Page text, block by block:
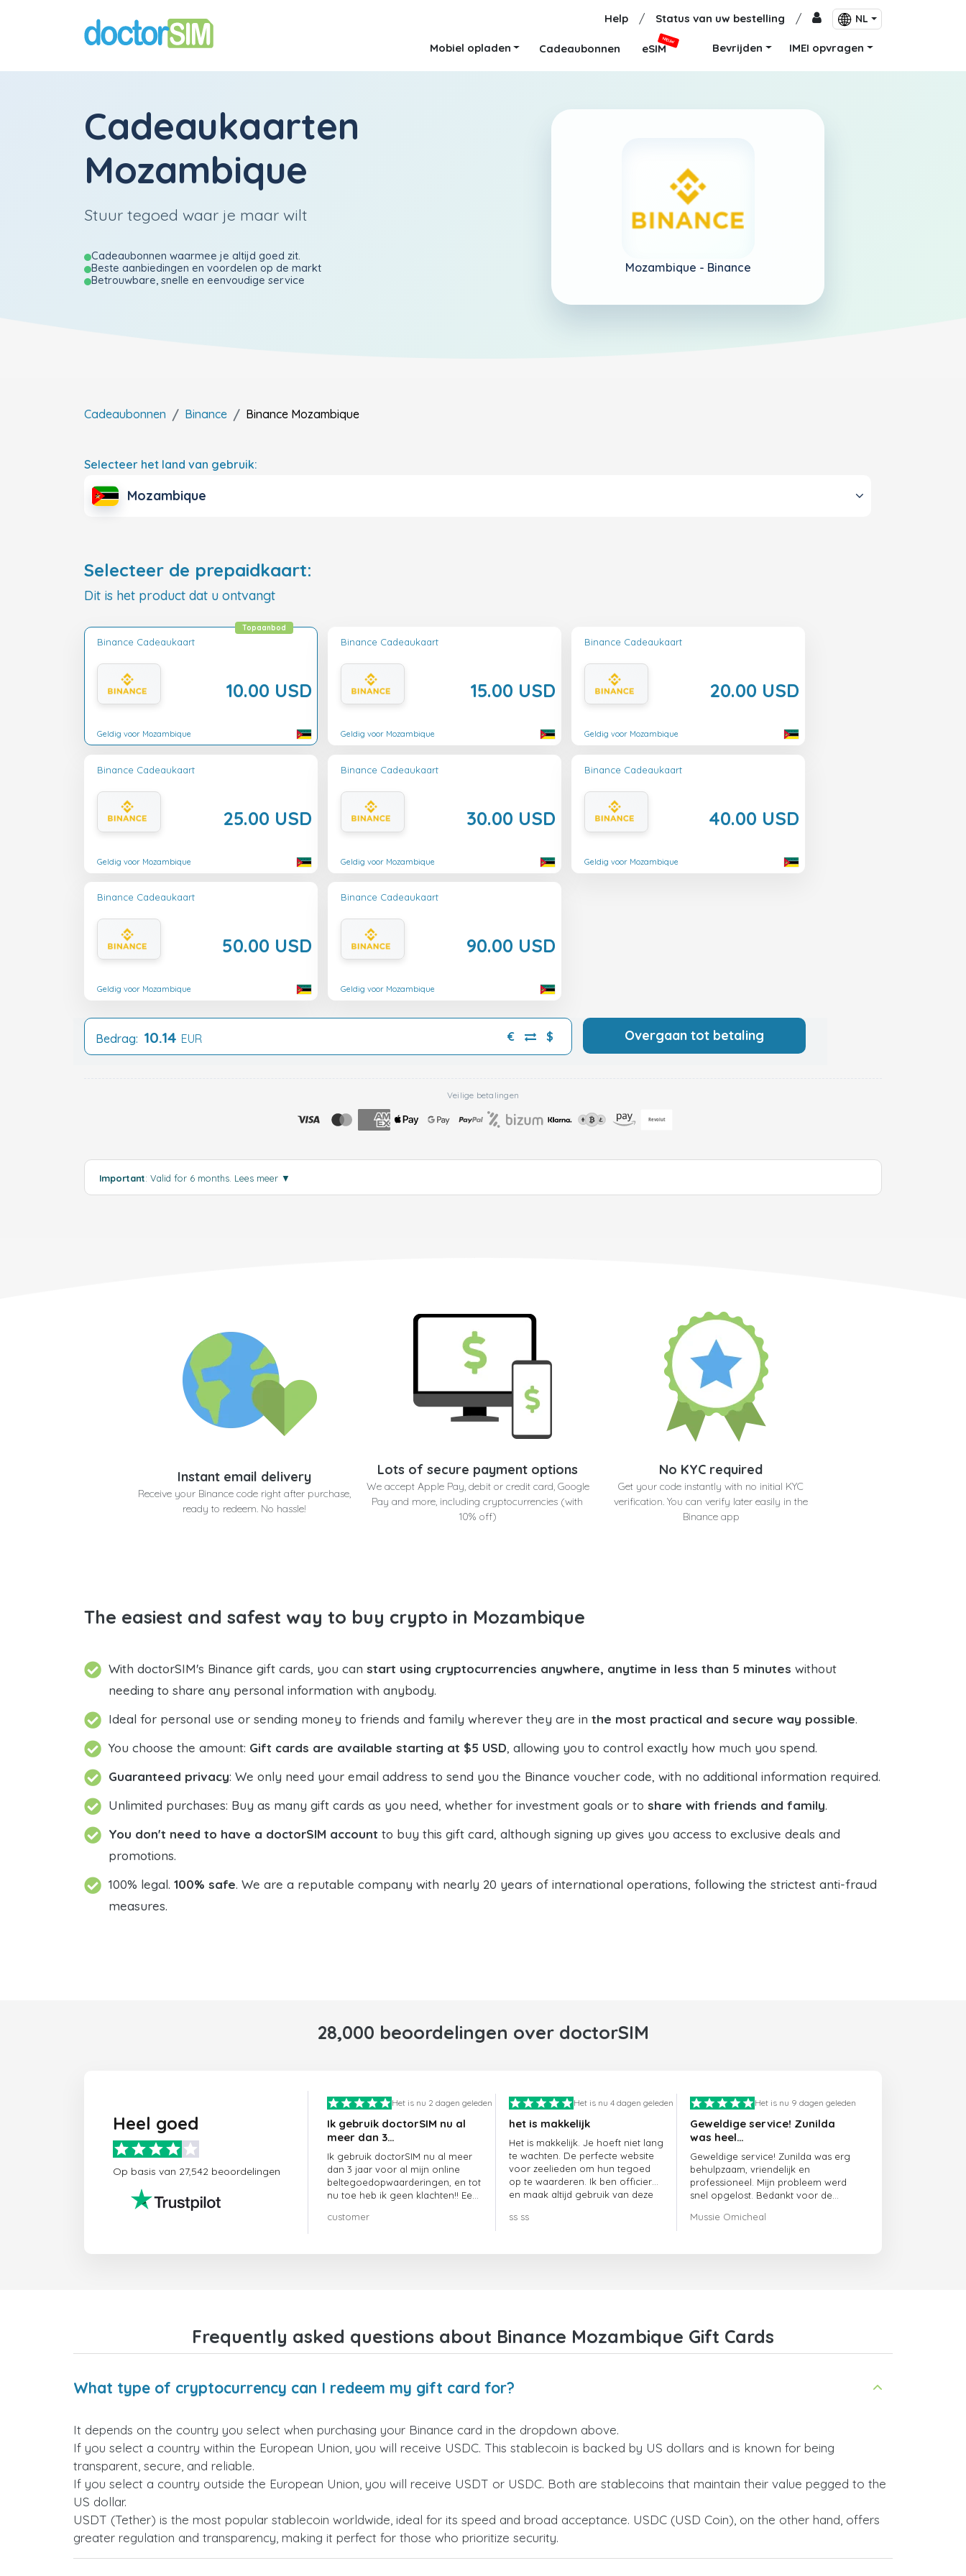
Help / Status van uw bestelling / NL
Mobiel opladen Cadeaubonnen eSIM
NIEUW
Bevrijden IMEI opvragen
Cadeaukaarten
Mozambique
Stuur tegoed waar je maar wilt
Cadeaubonnen waarmee je altijd goed zit.
Beste aanbiedingen en voordelen op de markt
Betrouwbare, snelle en eenvoudige service
Mozambique - Binance
Cadeaubonnen Binance Binance Mozambique
Selecteer het land van gebruik:
Mozambique
Selecteer de prepaidkaart:
Dit is het product dat u ontvangt
Binance Cadeaukaart
10.00 USD
Topaanbod
Geldig voor Mozambique
Binance Cadeaukaart
15.00 USD
Geldig voor Mozambique
Binance Cadeaukaart
20.00 USD
Geldig voor Mozambique
Binance Cadeaukaart
25.00 USD
Geldig voor Mozambique
Binance Cadeaukaart
30.00 USD
Geldig voor Mozambique
Binance Cadeaukaart
40.00 USD
Geldig voor Mozambique
Binance Cadeaukaart
50.00 USD
Geldig voor Mozambique
Binance Cadeaukaart
90.00 USD
Geldig voor Mozambique
Bedrag: 10.14 EUR € $ Overgaan tot betaling
Veilige betalingen
Important: Valid for 6 months. Lees meer ▼
Instant email delivery
Receive your Binance code right after purchase,
ready to redeem. No hassle!
Lots of secure payment options
We accept Apple Pay, debit or credit card, Google
Pay and more, including cryptocurrencies (with
10% off)
No KYC required
Get your code instantly with no initial KYC
verification. You can verify later easily in the
Binance app
The easiest and safest way to buy crypto in Mozambique
With doctorSIM's Binance gift cards, you can start using cryptocurrencies anywhere, anytime in less than 5 minutes without
needing to share any personal information with anybody.
Ideal for personal use or sending money to friends and family wherever they are in the most practical and secure way possible.
You choose the amount: Gift cards are available starting at $5 USD, allowing you to control exactly how much you spend.
Guaranteed privacy: We only need your email address to send you the Binance voucher code, with no additional information required.
Unlimited purchases: Buy as many gift cards as you need, whether for investment goals or to share with friends and family.
You don't need to have a doctorSIM account to buy this gift card, although signing up gives you access to exclusive deals and
promotions.
100% legal. 100% safe. We are a reputable company with nearly 20 years of international operations, following the strictest anti-fraud
measures.
28,000 beoordelingen over doctorSIM
Heel goed
Op basis van 27,542 beoordelingen
Het is nu 2 dagen geleden
Ik gebruik doctorSIM nu al
meer dan 3…
Ik gebruik doctorSIM nu al meer
dan 3 jaar voor al mijn online
beltegoedopwaarderingen, en tot
nu toe heb ik geen klachten!! Een
customer
Het is nu 4 dagen geleden
het is makkelijk
Het is makkelijk. Je hoeft niet lang
te wachten. De perfecte website
voor zeelieden om hun tegoed
op te waarderen. Ik ben officier
en maak altijd gebruik van deze
ss ss
Het is nu 9 dagen geleden
Geweldige service! Zunilda
was heel…
Geweldige service! Zunilda was erg
behulpzaam, vriendelijk en
professioneel. Mijn probleem werd
snel opgelost. Bedankt voor de
Mussie Omicheal
Frequently asked questions about Binance Mozambique Gift Cards
What type of cryptocurrency can I redeem my gift card for?
It depends on the country you select when purchasing your Binance card in the dropdown above.
If you select a country within the European Union, you will receive USDC. This stablecoin is backed by US dollars and is known for being
transparent, secure, and reliable.
If you select a country outside the European Union, you will receive USDT or USDC. Both are stablecoins that maintain their value pegged to the
US dollar.
USDT (Tether) is the most popular stablecoin worldwide, ideal for its speed and broad acceptance. USDC (USD Coin), on the other hand, offers
greater regulation and transparency, making it perfect for those who prioritize security.